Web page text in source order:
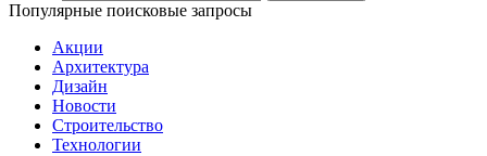
Популярные поисковые запросы
Акции
Архитектура
Дизайн
Новости
Строительство
Технологии